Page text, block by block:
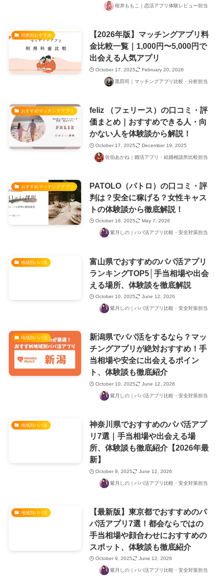
桜井ももこ｜恋活アプリ体験レビュー担当
目的別おすすめ
【2026年版】マッチングアプリ料
金比較一覧｜1,000円〜5,000円で
出会える人気アプリ
October 17, 2025 February 20, 2026
黒田司｜マッチングアプリ比較・分析担当
おすすめマッチングアプリ
feliz （フェリース）の口コミ・評
価まとめ｜おすすめできる人・向
かない人を体験談から解説！
October 17, 2025 December 19, 2025
佐伯あかね｜婚活アプリ・結婚相談所比較担当
おすすめマッチングアプリ
PATOLO（パトロ）の口コミ・評
判は？安全に稼げる？女性キャス
トの体験談から徹底解説！
October 16, 2025 May 7, 2026
紫月しの｜パパ活アプリ比較・安全対策担当
地域別パパ活
富山県でおすすめのパパ活アプリ
ランキングTOP5│手当相場や出会
える場所、体験談を徹底解説
October 10, 2025 June 12, 2026
紫月しの｜パパ活アプリ比較・安全対策担当
地域別パパ活
新潟県でパパ活をするなら？マッ
チングアプリが絶対おすすめ！手
当相場や安全に出会えるポイン
ト、体験談も徹底紹介
October 10, 2025 June 12, 2026
紫月しの｜パパ活アプリ比較・安全対策担当
地域別パパ活
神奈川県でおすすめのパパ活アプ
リ7選｜手当相場や出会える場
所、体験談も徹底紹介【2026年最
新】
October 9, 2025 June 12, 2026
紫月しの｜パパ活アプリ比較・安全対策担当
地域別パパ活
【最新版】東京都でおすすめのパ
パ活アプリ7選！都会ならではの
手当相場や顔合わせにおすすめの
スポット、体験談も徹底紹介
October 9, 2025 June 12, 2026
紫月しの｜パパ活アプリ比較・安全対策担当